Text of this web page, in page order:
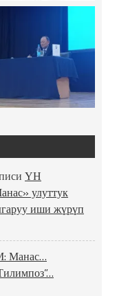
ҮН
улуттук
иши жүрүп
Манас…